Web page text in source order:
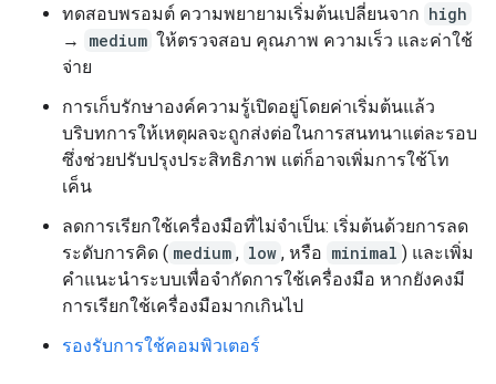
ทดสอบพรอมต์ ความพยายามเริ่มต้นเปลี่ยนจาก high
→
medium ให้ตรวจสอบ คุณภาพ ความเร็ว และค่าใช้
จ่าย
การเก็บรักษาองค์ความรู้เปิดอยู่โดยค่าเริ่มต้นแล้ว
บริบทการให้เหตุผลจะถูกส่งต่อในการสนทนาแต่ละรอบ
ซึ่งช่วยปรับปรุงประสิทธิภาพ แต่ก็อาจเพิ่มการใช้โท
เค็น
ลดการเรียกใช้เครื่องมือที่ไม่จำเป็น: เริ่มต้นด้วยการลด
ระดับการคิด ( medium , low , หรือ minimal ) และเพิ่ม
คำแนะนำระบบเพื่อจำกัดการใช้เครื่องมือ หากยังคงมี
การเรียกใช้เครื่องมือมากเกินไป
รองรับการใช้คอมพิวเตอร์